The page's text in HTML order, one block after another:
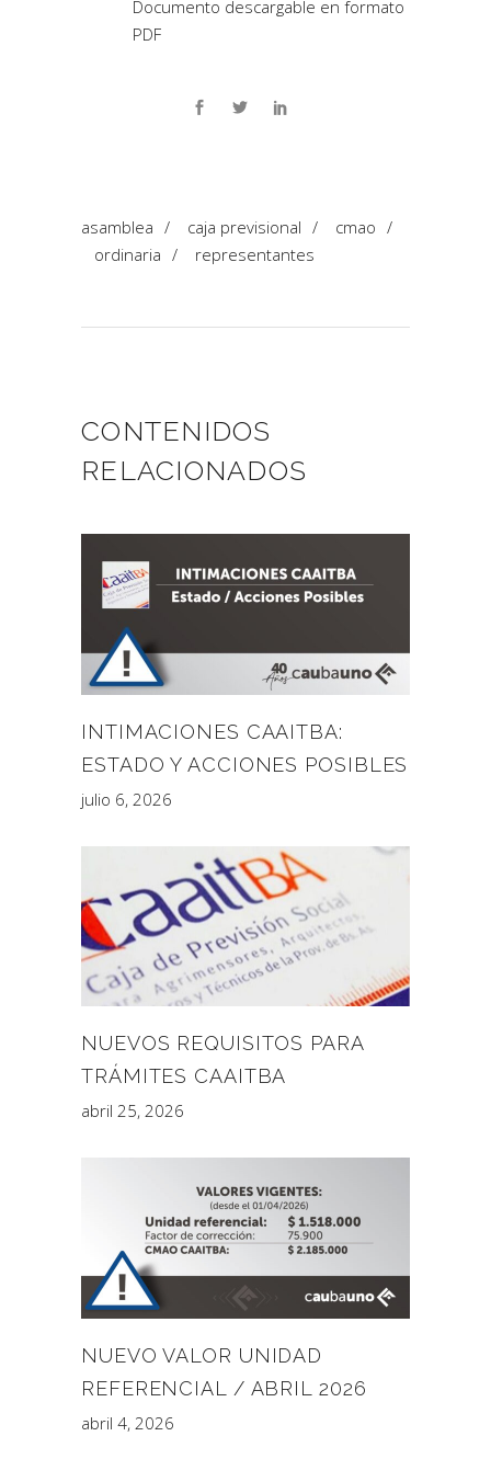
Documento descargable en formato
PDF
asamblea / caja previsional / cmao /
ordinaria / representantes
CONTENIDOS
RELACIONADOS
INTIMACIONES CAAITBA:
ESTADO Y ACCIONES POSIBLES
julio 6, 2026
NUEVOS REQUISITOS PARA
TRÁMITES CAAITBA
abril 25, 2026
NUEVO VALOR UNIDAD
REFERENCIAL / ABRIL 2026
abril 4, 2026